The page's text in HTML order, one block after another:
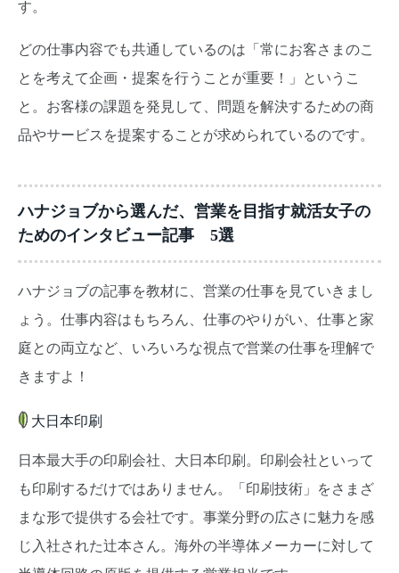
す。
どの仕事内容でも共通しているのは「常にお客さまのこ
とを考えて企画・提案を行うことが重要！」というこ
と。お客様の課題を発見して、問題を解決するための商
品やサービスを提案することが求められているのです。
ハナジョブから選んだ、営業を目指す就活女子の
ためのインタビュー記事 5選
ハナジョブの記事を教材に、営業の仕事を見ていきまし
ょう。仕事内容はもちろん、仕事のやりがい、仕事と家
庭との両立など、いろいろな視点で営業の仕事を理解で
きますよ！
大日本印刷
日本最大手の印刷会社、大日本印刷。印刷会社といって
も印刷するだけではありません。「印刷技術」をさまざ
まな形で提供する会社です。事業分野の広さに魅力を感
じ入社された辻本さん。海外の半導体メーカーに対して